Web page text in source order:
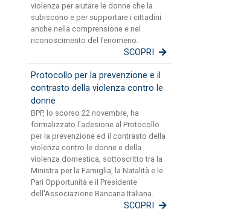
violenza per aiutare le donne che la
subiscono e per supportare i cittadini
anche nella comprensione e nel
riconoscimento del fenomeno.
SCOPRI
Protocollo per la prevenzione e il
contrasto della violenza contro le
donne
BPP, lo scorso 22 novembre, ha
formalizzato l'adesione al Protocollo
per la prevenzione ed il contrasto della
violenza contro le donne e della
violenza domestica, sottoscritto tra la
Ministra per la Famiglia, la Natalità e le
Pari Opportunità e il Presidente
dell'Associazione Bancaria Italiana.
SCOPRI